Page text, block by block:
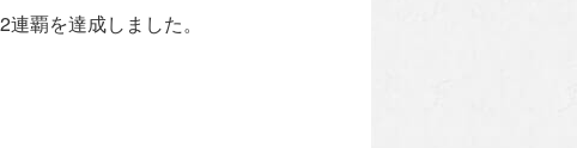
覇を達成しました。